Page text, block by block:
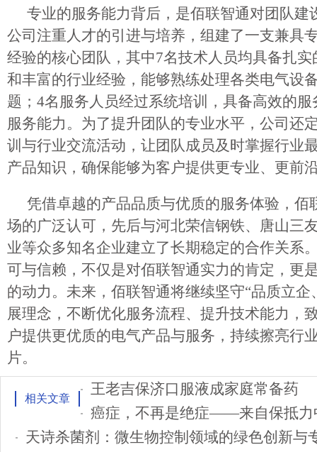
专业的服务能力背后，是佰联智通对团队建
公司注重人才的引进与培养，组建了一支兼具
经验的核心团队，其中7名技术人员均具备扎
和丰富的行业经验，能够熟练处理各类电气设
题；4名服务人员经过系统培训，具备高效的
服务能力。为了提升团队的专业水平，公司还
训与行业交流活动，让团队成员及时掌握行业
产品知识，确保能够为客户提供更专业、更前
凭借卓越的产品品质与优质的服务体验，佰
场的广泛认可，先后与河北荣信钢铁、唐山三
业等众多知名企业建立了长期稳定的合作关系
可与信赖，不仅是对佰联智通实力的肯定，更
的动力。未来，佰联智通将继续坚守“品质立企
展理念，不断优化服务流程、提升技术能力，
户提供更优质的电气产品与服务，持续擦亮行
片。
相关文章
王老吉保济口服液成家庭常备药
天诗杀菌剂：微生物控制领域的绿色创新与